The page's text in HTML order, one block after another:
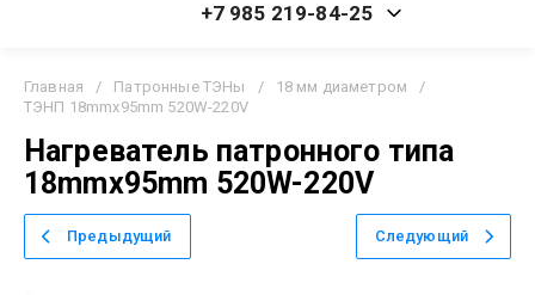
+7 985 219-84-25
Главная / Патронные ТЭНы / 18 мм диаметром
/
ТЭНП 18mmx95mm 520W-220V
Нагреватель патронного типа
18mmx95mm 520W-220V
Предыдущий Следующий